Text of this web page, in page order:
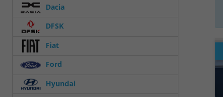
Dacia
DFSK
Fiat
Ford
Hyundai